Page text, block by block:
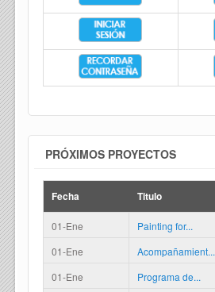
PRÓXIMOS PROYECTOS
Fecha Titulo
01-Ene
Painting for...
01-Ene
Acompañamient...
01-Ene
Programa de...